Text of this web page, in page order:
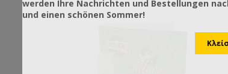
werden Ihre Nachrichten und Bestellungen
und einen schönen Sommer!